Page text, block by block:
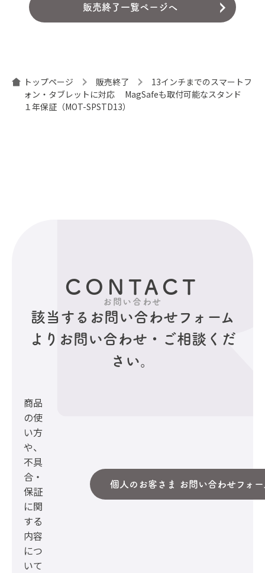
販売終了一覧ページへ
トップページ 販売終了
13インチまでのスマートフ
ォン・タブレットに対応 MagSafeも取付可能なスタンド
１年保証（MOT-SPSTD13）
CONTACT
お問い合わせ
該当するお問い合わせフォーム
より お問い合わせ・ご相談くだ
さい。
商品
の使
い方
や、
不具
合・
保証
に関
する
内容
につ
いて
個人のお客さま お問い合わせフォー